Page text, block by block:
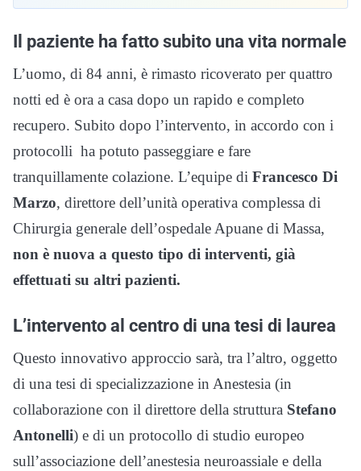
Il paziente ha fatto subito una vita normale
L’uomo, di 84 anni, è rimasto ricoverato per quattro
notti ed è ora a casa dopo un rapido e completo
recupero. Subito dopo l’intervento, in accordo con i
protocolli ha potuto passeggiare e fare
tranquillamente colazione. L’equipe di Francesco Di
Marzo, direttore dell’unità operativa complessa di
Chirurgia generale dell’ospedale Apuane di Massa,
non è nuova a questo tipo di interventi, già
effettuati su altri pazienti.
L’intervento al centro di una tesi di laurea
Questo innovativo approccio sarà, tra l’altro, oggetto
di una tesi di specializzazione in Anestesia (in
collaborazione con il direttore della struttura Stefano
Antonelli) e di un protocollo di studio europeo
sull’associazione dell’anestesia neuroassiale e della